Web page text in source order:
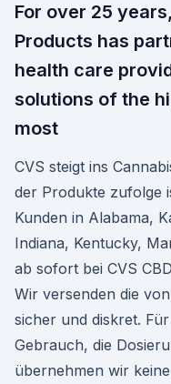
For over 25
Products has
health care
solutions of the
most
CVS steigt ins
der Produkte zufolge
Kunden in Alabama,
Indiana, Kentucky,
ab sofort bei CVS
Wir versenden die
sicher und diskret.
Gebrauch, die
übernehmen wir